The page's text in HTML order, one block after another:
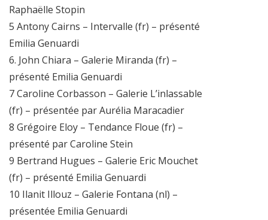
Raphaëlle Stopin
5 Antony Cairns – Intervalle (fr) – présenté
Emilia Genuardi
6. John Chiara – Galerie Miranda (fr) –
présenté Emilia Genuardi
7 Caroline Corbasson – Galerie L’inlassable
(fr) – présentée par Aurélia Maracadier
8 Grégoire Eloy – Tendance Floue (fr) –
présenté par Caroline Stein
9 Bertrand Hugues – Galerie Eric Mouchet
(fr) – présenté Emilia Genuardi
10 Ilanit Illouz – Galerie Fontana (nl) –
présentée Emilia Genuardi